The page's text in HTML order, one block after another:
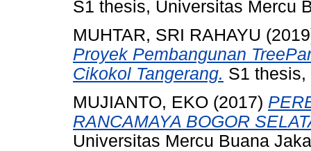
S1 thesis, Universitas Mercu
MUHTAR, SRI RAHAYU
Proyek Pembangunan
Cikokol Tangerang. S1
MUJIANTO, EKO (2017)
RANCAMAYA BOGOR
Universitas Mercu Buana